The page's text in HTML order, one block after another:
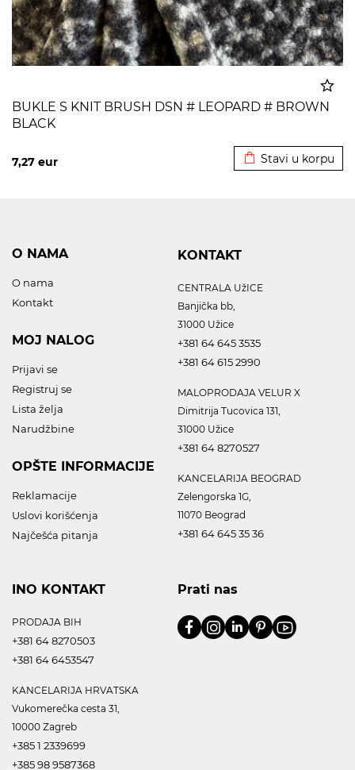
BUKLE S KNIT BRUSH DSN # LEOPARD # BROWN
BLACK
7,27 eur Stavi u korpu
O NAMA
O nama
Kontakt
MOJ NALOG
Prijavi se
Registruj se
Lista želja
Narudžbine
OPŠTE INFORMACIJE
Reklamacije
Uslovi korišćenja
Najčešća pitanja
KONTAKT
CENTRALA UžICE
Banjička bb,
31000 Užice
+381 64 645 3535
+381 64 615 2990
MALOPRODAJA VELUR X
Dimitrija Tucovica 131,
31000 Užice
+381 64 8270527
KANCELARIJA BEOGRAD
Zelengorska 1G,
11070 Beograd
+381 64 645 35 36
INO KONTAKT
PRODAJA BIH
+381 64 8270503
+381 64 6453547
KANCELARIJA HRVATSKA
Vukomerečka cesta 31,
10000 Zagreb
+385 1 2339699
+385 98 9587368
Prati nas